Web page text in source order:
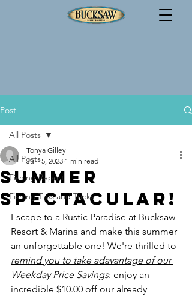
Post
All Posts
Fishing Report
Fishing Tips and Tricks
All Posts
Summer
Spectacular!
Tonya Gilley
Jul 15, 2023 1 min read
Escape to a Rustic Paradise at Bucksaw
Resort & Marina and make this summer
an unforgettable one! We're thrilled to
remind you to take adavantage of our
Weekday Price Savings: enjoy an
incredible $10.00 off our already